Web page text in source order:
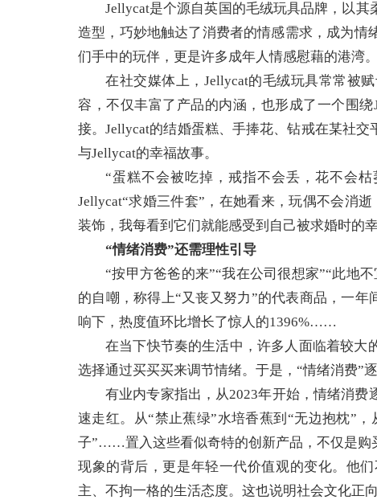
Jellycat是个源自英国的毛绒玩具品牌，以
造型，巧妙地触达了消费者的情感需求，成为
们手中的玩伴，更是许多成年人情感慰藉的港湾。
在社交媒体上，Jellycat的毛绒玩具常常被
容，不仅丰富了产品的内涵，也形成了一个围
接。Jellycat的结婚蛋糕、手捧花、钻戒在某社
与Jellycat的幸福故事。
“蛋糕不会被吃掉，戒指不会丢，花不会
Jellycat“求婚三件套”，在她看来，玩偶不会消
装饰，我每看到它们就能感受到自己被求婚时的
“情绪消费”还需理性引导
“按甲方爸爸的来”“我在公司很想家”“此地
的自嘲，称得上“又丧又努力”的代表商品，一
响下，热度值环比增长了惊人的1396%……
在当下快节奏的生活中，许多人面临着较大
选择通过买买买来调节情绪。于是，“情绪消费”
有业内专家指出，从2023年开始，情绪消
速走红。从“禁止蕉绿”水培香蕉到“无边抱枕”
子”……置入这些看似奇特的创新产品，不仅是购
现象的背后，更是年轻一代价值观的变化。他
主、不拘一格的生活态度。这也说明社会文化正